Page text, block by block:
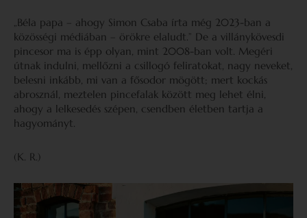
„Béla papa – ahogy Simon Csaba írta még 2023-ban a
közösségi médiában – örökre elaludt.” De a villánykövesdi
pincesor ma is épp olyan, mint 2008-ban volt. Megéri
útnak indulni, mellőzni a csillogó feliratokat, nagy neveket,
belesni inkább, mi van a fősodor mögött; mert kockás
abrosznál, meztelen pincefalak között meg lehet élni,
ahogy a lelkesedés szépen, csendben életben tartja a
hagyományt.
(K. R.)